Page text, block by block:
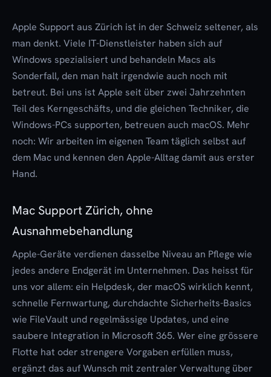
Apple Support aus Zürich ist in der Schweiz seltener, als
man denkt. Viele IT-Dienstleister haben sich auf
Windows spezialisiert und behandeln Macs als
Sonderfall, den man halt irgendwie auch noch mit
betreut. Bei uns ist Apple seit über zwei Jahrzehnten
Teil des Kerngeschäfts, und die gleichen Techniker, die
Windows-PCs supporten, betreuen auch macOS. Mehr
noch: Wir arbeiten im eigenen Team täglich selbst auf
dem Mac und kennen den Apple-Alltag damit aus erster
Hand.
Mac Support Zürich, ohne
Ausnahmebehandlung
Apple-Geräte verdienen dasselbe Niveau an Pflege wie
jedes andere Endgerät im Unternehmen. Das heisst für
uns vor allem: ein Helpdesk, der macOS wirklich kennt,
schnelle Fernwartung, durchdachte Sicherheits-Basics
wie FileVault und regelmässige Updates, und eine
saubere Integration in Microsoft 365. Wer eine grössere
Flotte hat oder strengere Vorgaben erfüllen muss,
ergänzt das auf Wunsch mit zentraler Verwaltung über